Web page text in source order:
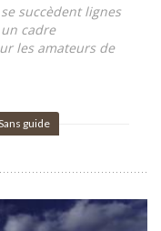
succèdent lignes
cadre
les amateurs de
guide